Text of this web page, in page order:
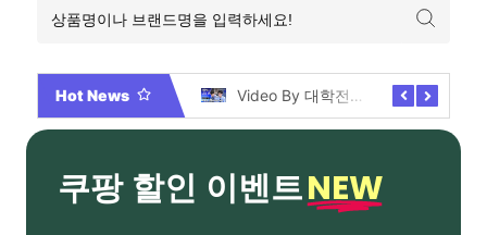
Hot News Video By 대학전쟁 시즌 3 전편 공개 완료!
쿠팡 할인 이벤트NEW